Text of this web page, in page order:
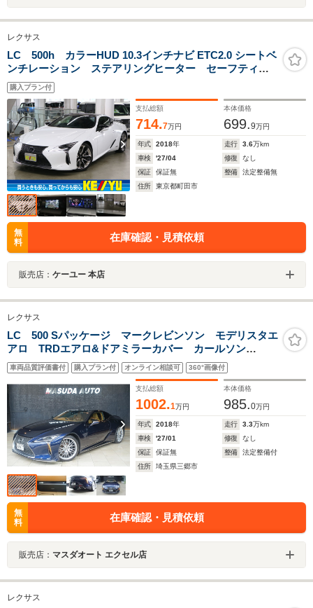
レクサス
LC 500h カラーHUD 10.3インチナビ ETC2.0 シートベ
ンチレーション ステアリングヒーター セーフティシ
ステム BSM 三眼LED オプション21インチ鍛造
AW ブルーレイ BTオーディオ フルセグTV
購入プラン付
支払総額
714.7万円
本体価格
699.9万円
年式 2018年 走行 3.6万km
車検
'27/04 修復
なし
保証
保証無 整備
法定整備無
住所
東京都町田市
無
料
在庫確認・見積依頼
販売店： ケーユー 本店
レクサス
LC 500 Sパッケージ マークレビンソン モデリスタエ
アロ TRDエアロ&ドアミラーカバー カールソン
21AW OPドラレコ カラーHUD ステアリングヒータ
ー オーカー内装 社外デジタルインナーミラー&前後ド
ラレコ
車両品質評価書付 購入プラン付 オンライン相談可 360°画像付
支払総額
1002.1万円
本体価格
985.0万円
年式 2018年 走行 3.3万km
車検
'27/01 修復
なし
保証
保証無 整備
法定整備付
住所
埼玉県三郷市
無
料
在庫確認・見積依頼
販売店： マスダオート エクセル店
レクサス